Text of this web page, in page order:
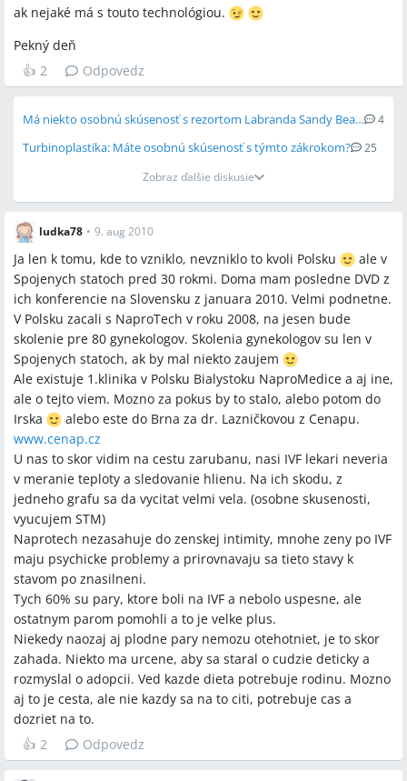
ak nejaké má s touto technológiou.
Pekný deň
👍 2 Odpovedz
Má niekto osobnú skúsenosť s rezortom Labranda Sandy Beach? 4
Turbinoplastika: Máte osobnú skúsenosť s týmto zákrokom?
25
Zobraz ďalšie diskusie
ludka78 • 9. aug 2010
Ja len k tomu, kde to vzniklo, nevzniklo to kvoli Polsku
ale v
Spojenych statoch pred 30 rokmi. Doma mam posledne DVD z
ich konferencie na Slovensku z januara 2010. Velmi podnetne.
V Polsku zacali s NaproTech v roku 2008, na jesen bude
skolenie pre 80 gynekologov. Skolenia gynekologov su len v
Spojenych statoch, ak by mal niekto zaujem
Ale existuje 1.klinika v Polsku Bialystoku NaproMedice a aj ine,
ale o tejto viem. Mozno za pokus by to stalo, alebo potom do
Irska
alebo este do Brna za dr. Lazničkovou z Cenapu.
www.cenap.cz
U nas to skor vidim na cestu zarubanu, nasi IVF lekari neveria
v meranie teploty a sledovanie hlienu. Na ich skodu, z
jedneho grafu sa da vycitat velmi vela. (osobne skusenosti,
vyucujem STM)
Naprotech nezasahuje do zenskej intimity, mnohe zeny po IVF
maju psychicke problemy a prirovnavaju sa tieto stavy k
stavom po znasilneni.
Tych 60% su pary, ktore boli na IVF a nebolo uspesne, ale
ostatnym parom pomohli a to je velke plus.
Niekedy naozaj aj plodne pary nemozu otehotniet, je to skor
zahada. Niekto ma urcene, aby sa staral o cudzie deticky a
rozmyslal o adopcii. Ved kazde dieta potrebuje rodinu. Mozno
aj to je cesta, ale nie kazdy sa na to citi, potrebuje cas a
dozriet na to.
👍 2 Odpovedz